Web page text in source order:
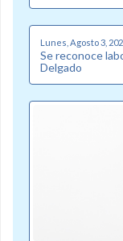
Lunes, Agosto 3,
Se reconoce
Delgado